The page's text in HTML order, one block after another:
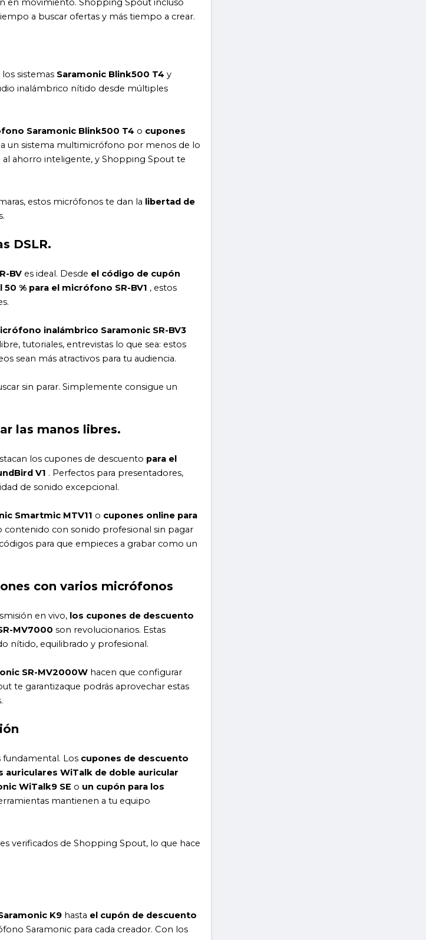
en movimiento. Shopping Spout incluso
a buscar ofertas y más tiempo a crear.
sistemas Saramonic Blink500 T4 y
inalámbrico nítido desde múltiples
Saramonic Blink500 T4 o cupones
a un sistema multimicrófono por menos de lo
ahorro inteligente, y Shopping Spout te
estos micrófonos te dan la libertad de
DSLR.
BV es ideal. Desde el código de cupón
% para el micrófono SR-BV1 , estos
inalámbrico Saramonic SR-BV3
tutoriales, entrevistas lo que sea: estos
sean más atractivos para tu audiencia.
sin parar. Simplemente consigue un
las manos libres.
los cupones de descuento para el
V1 . Perfectos para presentadores,
de sonido excepcional.
Smartmic MTV11 o cupones online para
contenido con sonido profesional sin pagar
para que empieces a grabar como un
con varios micrófonos
en vivo, los cupones de descuento
MV7000 son revolucionarios. Estas
nítido, equilibrado y profesional.
SR-MV2000W hacen que configurar
te garantizaque podrás aprovechar estas
Los cupones de descuento
WiTalk de doble auricular
WiTalk9 SE o un cupón para los
mantienen a tu equipo
verificados de Shopping Spout, lo que hace
K9 hasta el cupón de descuento
Saramonic para cada creador. Con los